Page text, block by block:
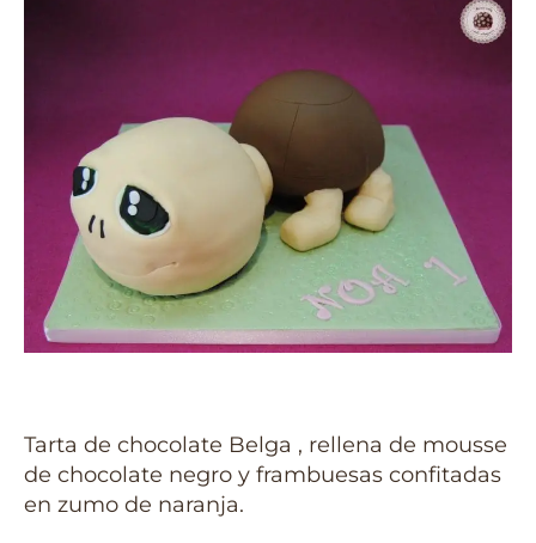
Tarta de chocolate Belga , rellena de mousse
de chocolate negro y frambuesas confitadas
en zumo de naranja.